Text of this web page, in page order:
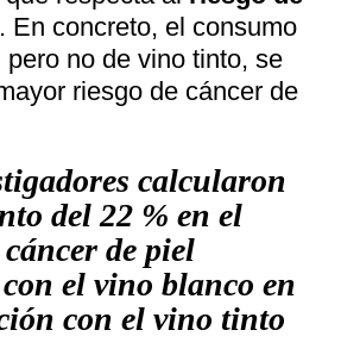
. En concreto, el consumo
no de vino tinto, se
riesgo de cáncer de
calcularon
del 22 % en el
de piel
el vino blanco en
con el vino tinto